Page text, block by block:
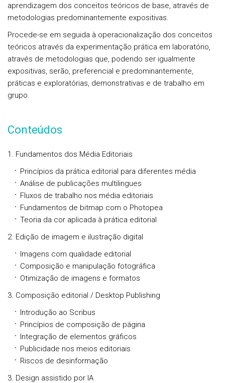
aprendizagem dos conceitos teóricos de base, através de
metodologias predominantemente expositivas.
Procede-se em seguida à operacionalização dos conceitos
teóricos através da experimentação prática em laboratório,
através de metodologias que, podendo ser igualmente
expositivas, serão, preferencial e predominantemente,
práticas e exploratórias, demonstrativas e de trabalho em
grupo.
Conteúdos
1. Fundamentos dos Média Editoriais
Princípios da prática editorial para diferentes média
Análise de publicações multilingues
Fluxos de trabalho nos média editoriais
Fundamentos de bitmap com o Photopea
Teoria da cor aplicada à prática editorial
2. Edição de imagem e ilustração digital
Imagens com qualidade editorial
Composição e manipulação fotográfica
Otimização de imagens e formatos
3. Composição editorial / Desktop Publishing
Introdução ao Scribus
Princípios de composição de página
Integração de elementos gráficos
Publicidade nos meios editoriais
Riscos de desinformação
3. Design assistido por IA